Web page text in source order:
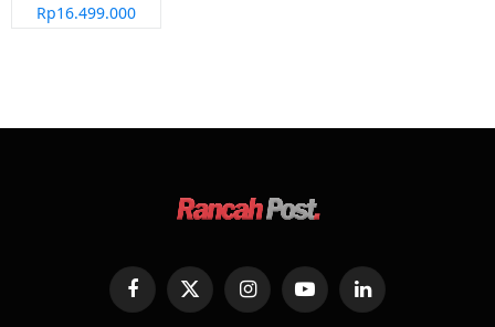
Rp16.499.000
FacebookX
(Twitter)
InstagramYouTubeLinkedIn